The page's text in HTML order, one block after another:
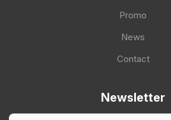
Promo
News
Contact
Newsletter